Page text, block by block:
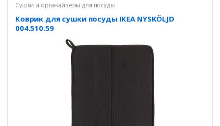
Сушки и органайзеры для посуды
Коврик для сушки посуды ІКЕА NYSKÖLJD
004.510.59